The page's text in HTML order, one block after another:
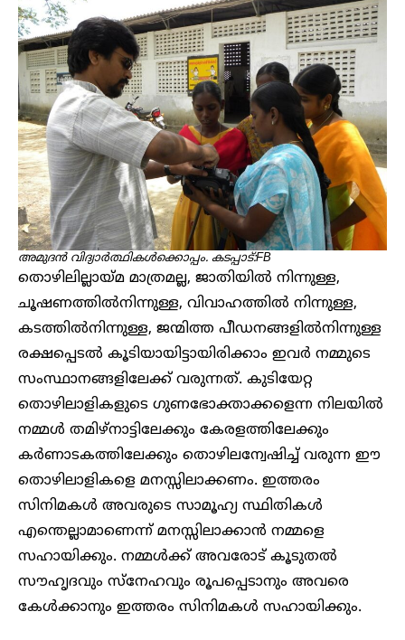
അമുദൻ വിദ്യാർത്ഥികൾക്കൊപ്പം. കടപ്പാട്:FB
തൊഴിലില്ലായ്മ മാത്രമല്ല, ജാതിയിൽ നിന്നുള്ള,
ചൂഷണത്തിൽനിന്നുള്ള, വിവാഹത്തിൽ നിന്നുള്ള,
കടത്തിൽനിന്നുള്ള, ജന്മിത്ത പീഡനങ്ങളിൽനിന്നുള്ള
രക്ഷപ്പെടൽ കൂടിയായിട്ടായിരിക്കാം ഇവർ നമ്മുടെ
സംസ്ഥാനങ്ങളിലേക്ക് വരുന്നത്. കുടിയേറ്റ
തൊഴിലാളികളുടെ ഗുണഭോക്താക്കളെന്ന നിലയിൽ
നമ്മൾ തമിഴ്‌നാട്ടിലേക്കും കേരളത്തിലേക്കും
കർണാടകത്തിലേക്കും തൊഴിലന്വേഷിച്ച് വരുന്ന ഈ
തൊഴിലാളികളെ മനസ്സിലാക്കണം. ഇത്തരം
സിനിമകൾ അവരുടെ സാമൂഹ്യ സ്ഥിതികൾ
എന്തെല്ലാമാണെന്ന് മനസ്സിലാക്കാൻ നമ്മളെ
സഹായിക്കും. നമ്മൾക്ക് അവരോട് കൂടുതൽ
സൗഹൃദവും സ്‌നേഹവും രൂപപ്പെടാനും അവരെ
കേൾക്കാനും ഇത്തരം സിനിമകൾ സഹായിക്കും.